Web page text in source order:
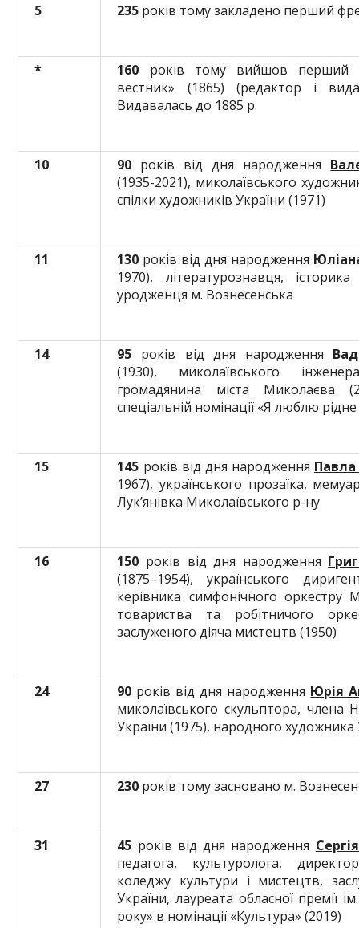
5 235 років тому закладено перший
* 160 років тому вийшов перший
вестник» (1865) (редактор і
Видавалась до 1885 р.
10 90 років від дня народження
(1935-2021), миколаївського
спілки художників України (1971)
11 130 років від дня народження Ю
1970), літературознавця,
уродженця м. Вознесенська
14 95 років від дня народження
(1930), миколаївського
громадянина міста Миколаєва
спеціальній номінації «Я люблю
15 145 років від дня народження
1967), українського прозаїка,
Лук’янівка Миколаївського р-ну
16 150 років від дня народження
(1875–1954), українського
керівника симфонічного оркестру
товариства та робітничого
заслуженого діяча мистецтв (1950)
24 90 років від дня народження Юрія
миколаївського скульптора, члена
України (1975), народного художника
27 230 років тому засновано м.
31 45 років від дня народження
педагога, культуролога,
коледжу культури і мистецтв,
України, лауреата обласної премії
року» в номінації «Культура» (2019)